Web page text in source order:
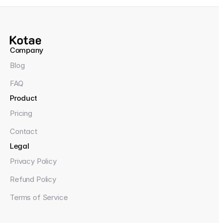
Company
Blog
FAQ
Product
Pricing
Contact
Legal
Privacy Policy
Refund Policy
Terms of Service